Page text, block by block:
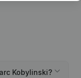
Kobylinski?